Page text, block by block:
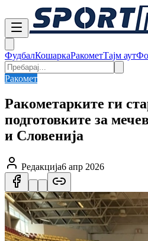
ФудбалКошаркаРакометТајм аут
Ракомет
Ракометарките ги
подготовките за
и Словенија
Редакција6 апр 2026